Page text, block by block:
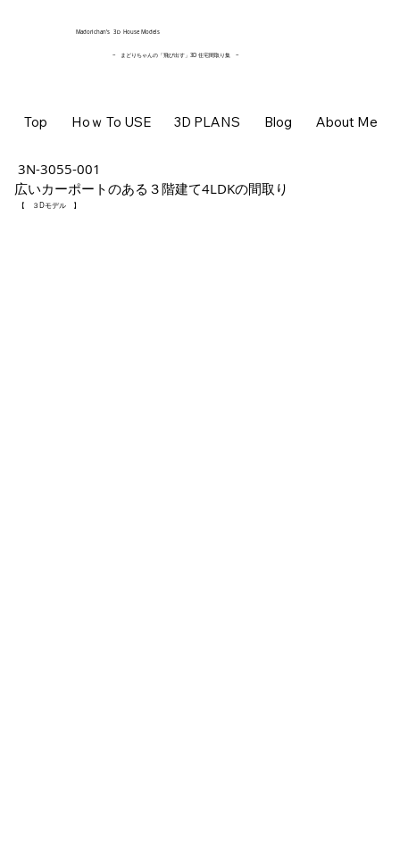
​Madorichan’s 3Ｄ House Models
Top Hoｗ To USE 3D PLANS Blog About Me
~ まどりちゃんの「飛び出す」3D 住宅間取り集 ~
3N-3055-001
広いカーポートのある３階建て4LDKの間取り
【 ３Dモデル 】